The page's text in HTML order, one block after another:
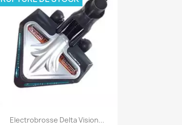
Aperçu rapide
Electrobrosse Delta Vision...